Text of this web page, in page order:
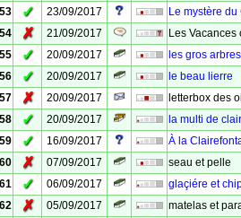
✓ 23/09/2017
Le mystère
✗ 21/09/2017
Les Vacances
✓ 20/09/2017
les gros arbres
✓ 20/09/2017
le beau lierre
✗ 20/09/2017
letterbox des
✓ 20/09/2017
la multi de
✓ 16/09/2017
À la
✗ 07/09/2017
seau et pelle
✓ 06/09/2017
glaçiére et
✗ 05/09/2017
matelas et